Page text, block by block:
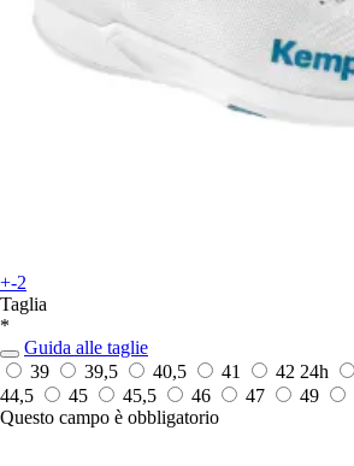
+-2
Taglia
*
Guida alle taglie
39
39,5 40,5 41 42 24h
44,5
45 45,5 46 47 49
Questo campo è obbligatorio